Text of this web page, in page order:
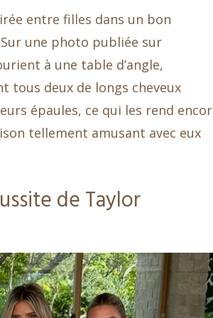
entre filles dans un bon
une photo publiée sur
à une table d’angle,
tous deux de longs cheveux
épaules, ce qui les rend
tellement amusant avec eux
de Taylor